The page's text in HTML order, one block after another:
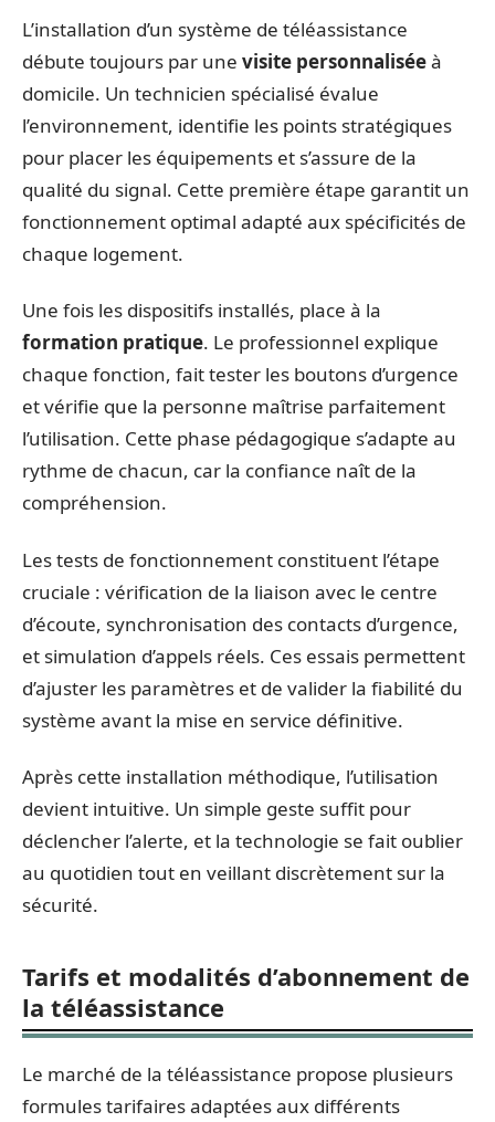
L’installation d’un système de téléassistance
débute toujours par une visite personnaliséeà
domicile. Un technicien spécialisé évalue
l’environnement, identifie les points stratégiques
pour placer les équipements et s’assure de la
qualité du signal. Cette première étape garantit un
fonctionnement optimal adapté aux spécificités de
chaque logement.
Une fois les dispositifs installés, place à la
formation pratique. Le professionnel explique
chaque fonction, fait tester les boutons d’urgence
et vérifie que la personne maîtrise parfaitement
l’utilisation. Cette phase pédagogique s’adapte au
rythme de chacun, car la confiance naît de la
compréhension.
Les tests de fonctionnement constituent l’étape
cruciale : vérification de la liaison avec le centre
d’écoute, synchronisation des contacts d’urgence,
et simulation d’appels réels. Ces essais permettent
d’ajuster les paramètres et de valider la fiabilité du
système avant la mise en service définitive.
Après cette installation méthodique, l’utilisation
devient intuitive. Un simple geste suffit pour
déclencher l’alerte, et la technologie se fait oublier
au quotidien tout en veillant discrètement sur la
sécurité.
Tarifs et modalités d’abonnement de
la téléassistance
Le marché de la téléassistance propose plusieurs
formules tarifaires adaptées aux différents